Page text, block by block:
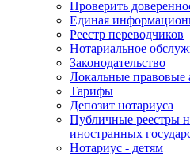
Проверить
Единая
Реестр переводчиков
Нотариальное
Законодательство
Локальные
Тарифы
Депозит нотариуса
Публичные реестры
иностранных
Нотариус - детям